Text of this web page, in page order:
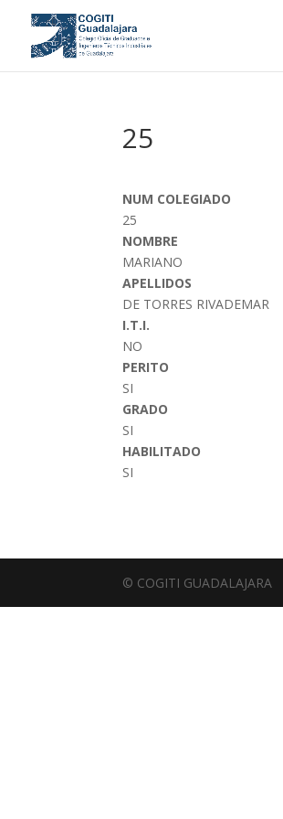
25
NUM COLEGIADO
25
NOMBRE
MARIANO
APELLIDOS
DE TORRES RIVADEMAR
I.T.I.
NO
PERITO
SI
GRADO
SI
HABILITADO
SI
© COGITI GUADALAJARA